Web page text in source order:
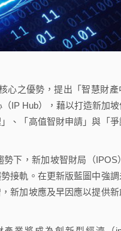
之優勢，提出「智慧財產
IP Hub），藉以打造新加
、「高值智財申請」與「
下，新加坡智財局（IPOS
接軌。在更新版藍圖中強
新加坡應及早因應以提供